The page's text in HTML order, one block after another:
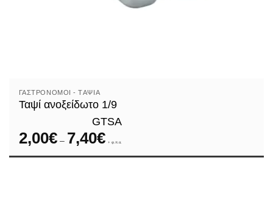
ΓΑΣΤΡΟΝΌΜΟΙ - TΑΨΙΆ
Ταψί ανοξείδωτο 1/9
GTSA
2,00€ – 7,40€Price
range:
through
+ φ.π.α.